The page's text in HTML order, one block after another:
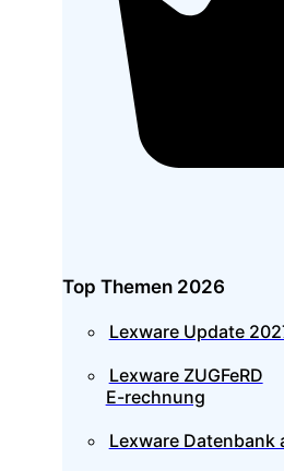
Top Themen 2026
Lexware Update
Lexware ZUGFeRD
E-rechnung
Lexware Datenbank